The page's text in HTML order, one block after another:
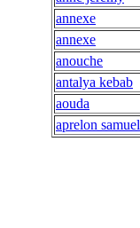
annexe
annexe
anouche
antalya kebab
aouda
aprelon samuel